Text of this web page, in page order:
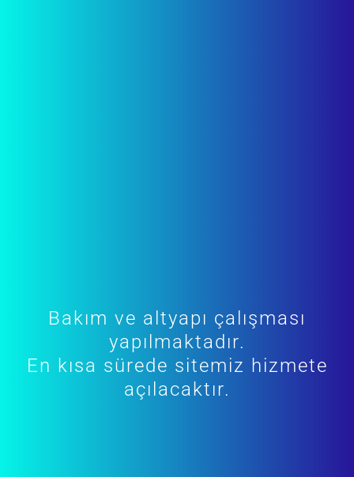
Bakım ve altyapı çalışması
yapılmaktadır.
En kısa sürede sitemiz hizmete
açılacaktır.